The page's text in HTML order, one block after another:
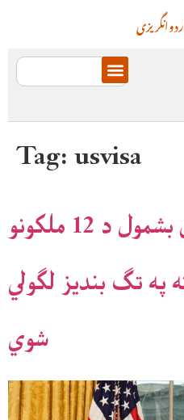
انگریزی
Tag:usvisa
د افغانستان او ايران بشمول د 12 ملکونو
په تګ بنديز لګولي
شوي